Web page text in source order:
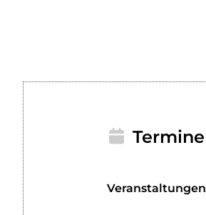
Termine
Veranstaltungen